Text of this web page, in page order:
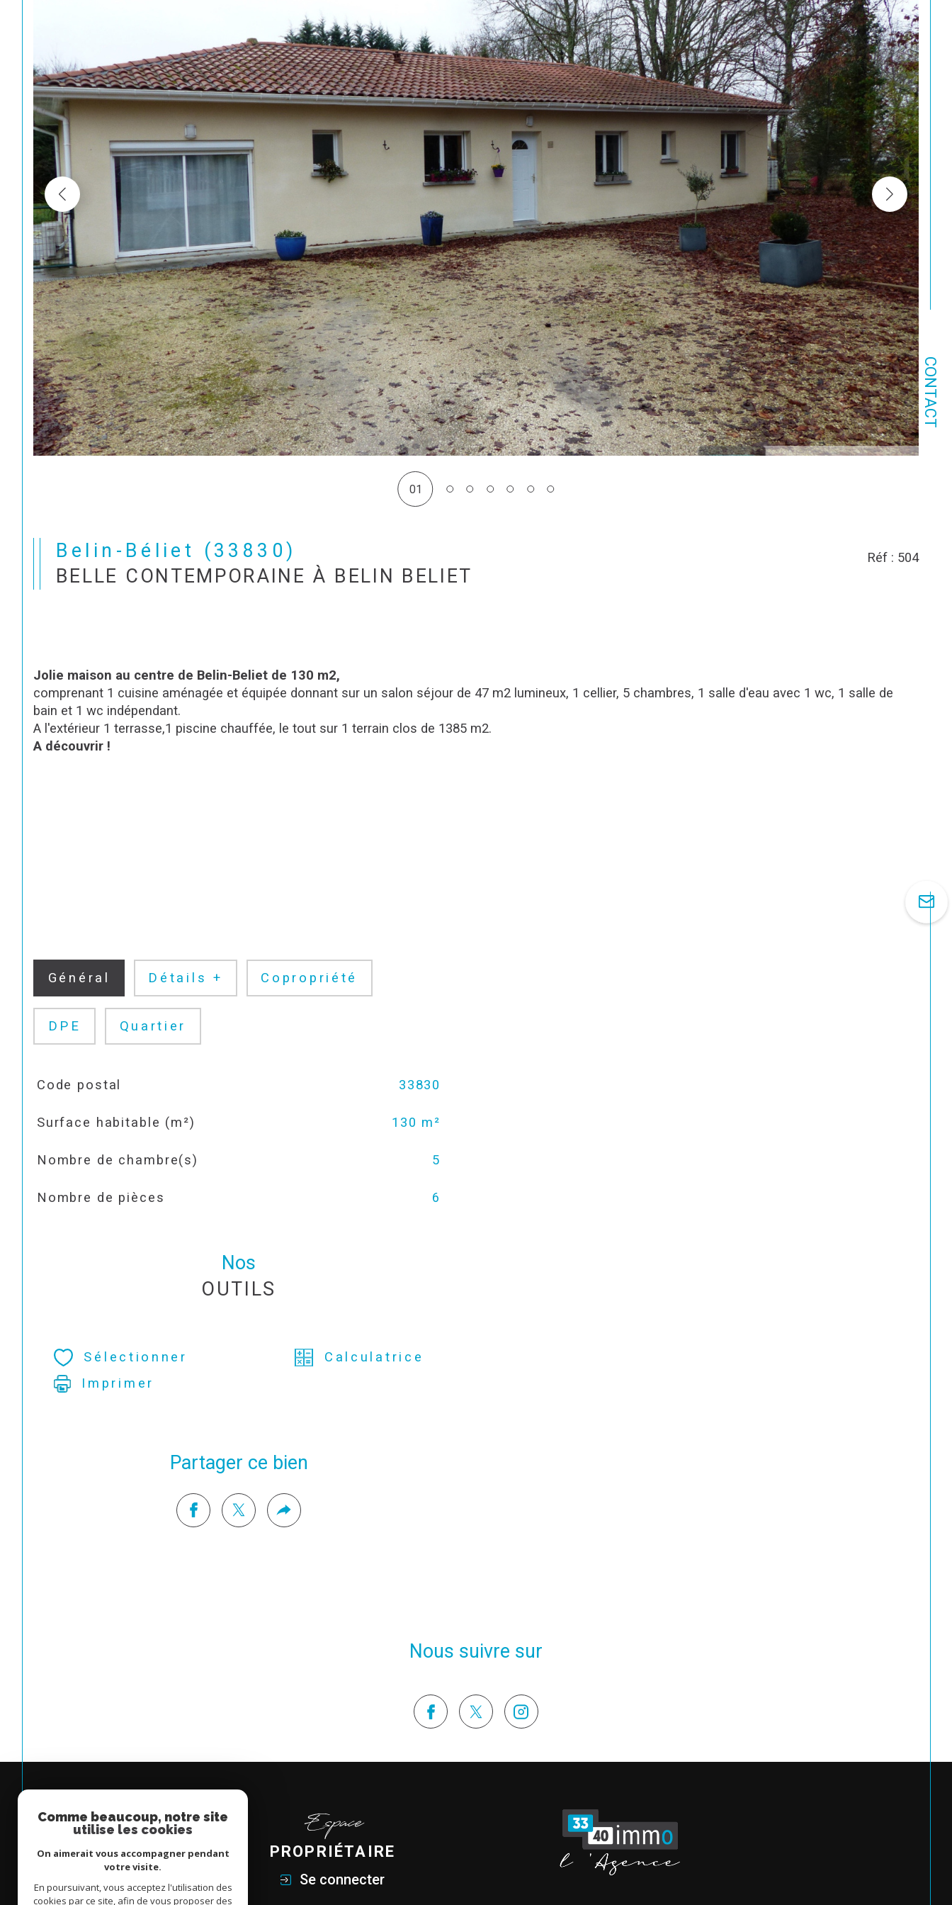
CONTACT
01
Belin-Béliet (33830)
BELLE CONTEMPORAINE À BELIN BELIET
Réf : 504
Jolie maison au centre de Belin-Beliet de 130 m2,
comprenant 1 cuisine aménagée et équipée donnant sur un salon séjour de 47 m2 lumineux, 1 cellier, 5 chambres, 1 salle d'eau avec 1 wc, 1 salle de
bain et 1 wc indépendant.
A l'extérieur 1 terrasse,1 piscine chauffée, le tout sur 1 terrain clos de 1385 m2.
A découvrir !
Général Détails + Copropriété
DPE Quartier
TRAD_SIROCCO_Caracteristique
Code postal 33830
Surface habitable (m²) 130 m²
Nombre de chambre(s) 5
Nombre de pièces 6
Nos
OUTILS
Sélectionner
Calculatrice
Imprimer
Partager ce bien
Nous suivre sur
Espace
PROPRIÉTAIRE
Se connecter
Comme beaucoup, notre site
utilise les cookies
On aimerait vous accompagner pendant
votre visite.
En poursuivant, vous acceptez l'utilisation des
cookies par ce site, afin de vous proposer des